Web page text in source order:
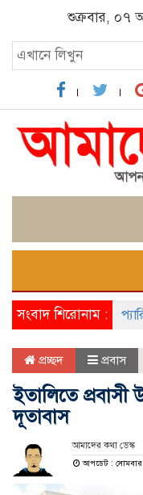
শুক্রবার, ০৭
সংবাদ শিরোনাম :প্যারিসে
প্রচ্ছদ প্রবাস
ইতালিতে প্রবাসী
দূতাবাস
আমাদের কথা ডেস্ক
আপডেট : সোমবার,